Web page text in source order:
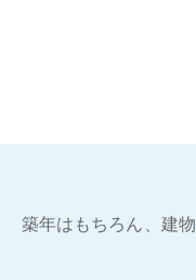
築年はもちろん、建